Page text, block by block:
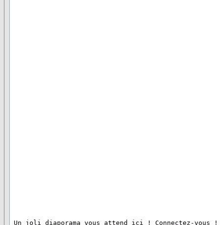
Un joli diaporama vous attend ici ! Connectez-vous !